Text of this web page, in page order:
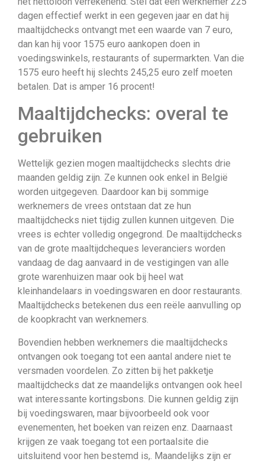
dagen effectief werkt in een gegeven jaar en dat hij
maaltijdchecks ontvangt met een waarde van 7 euro,
dan kan hij voor 1575 euro aankopen doen in
voedingswinkels, restaurants of supermarkten. Van die
1575 euro heeft hij slechts 245,25 euro zelf moeten
betalen. Dat is amper 16 procent!
Maaltijdchecks: overal te
gebruiken
Wettelijk gezien mogen maaltijdchecks slechts drie
maanden geldig zijn. Ze kunnen ook enkel in België
worden uitgegeven. Daardoor kan bij sommige
werknemers de vrees ontstaan dat ze hun
maaltijdchecks niet tijdig zullen kunnen uitgeven. Die
vrees is echter volledig ongegrond. De maaltijdchecks
van de grote maaltijdcheques leveranciers worden
vandaag de dag aanvaard in de vestigingen van alle
grote warenhuizen maar ook bij heel wat
kleinhandelaars in voedingswaren en door restaurants.
Maaltijdchecks betekenen dus een reële aanvulling op
de koopkracht van werknemers.
Bovendien hebben werknemers die maaltijdchecks
ontvangen ook toegang tot een aantal andere niet te
versmaden voordelen. Zo zitten bij het pakketje
maaltijdchecks dat ze maandelijks ontvangen ook heel
wat interessante kortingsbons. Die kunnen geldig zijn
bij voedingswaren, maar bijvoorbeeld ook voor
evenementen, het boeken van reizen enz. Daarnaast
krijgen ze vaak toegang tot een portaalsite die
uitsluitend voor hen bestemd is,. Maandelijks zijn er